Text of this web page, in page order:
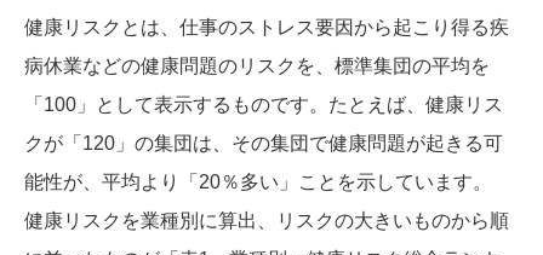
健康リスクとは、仕事のストレス要因から起こり得る疾
病休業などの健康問題のリスクを、標準集団の平均を
「100」として表示するものです。たとえば、健康リス
クが「120」の集団は、その集団で健康問題が起きる可
能性が、平均より「20％多い」ことを示しています。
健康リスクを業種別に算出、リスクの大きいものから順